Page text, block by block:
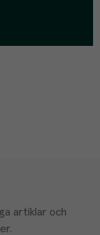
artiklar och